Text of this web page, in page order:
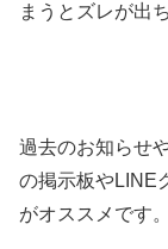
まうとズレが出
過去のお知らせ
の掲示板やLINE
がオススメです。